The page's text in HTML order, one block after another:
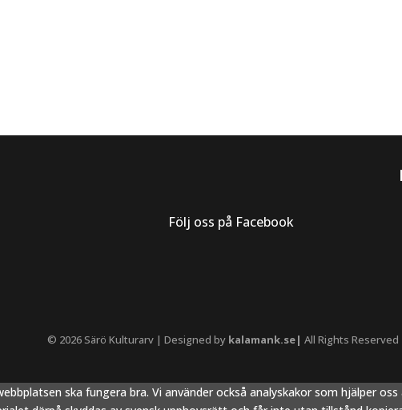
Följ oss på Facebook
© 2026 Särö Kulturarv | Designed by kalamank.se| All Rights Reserved
ska fungera bra. Vi använder också analyskakor som hjälper